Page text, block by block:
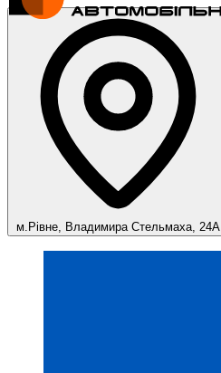
м.Рівне, Владимира Стельмаха, 24А